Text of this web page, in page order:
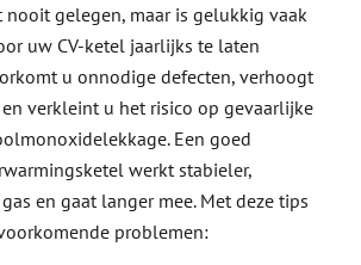
nooit gelegen, maar is gelukkig vaak
uw CV-ketel jaarlijks te laten
u onnodige defecten, verhoogt
verkleint u het risico op gevaarlijke
Een goed
werkt stabieler,
en gaat langer mee. Met deze tips
problemen: